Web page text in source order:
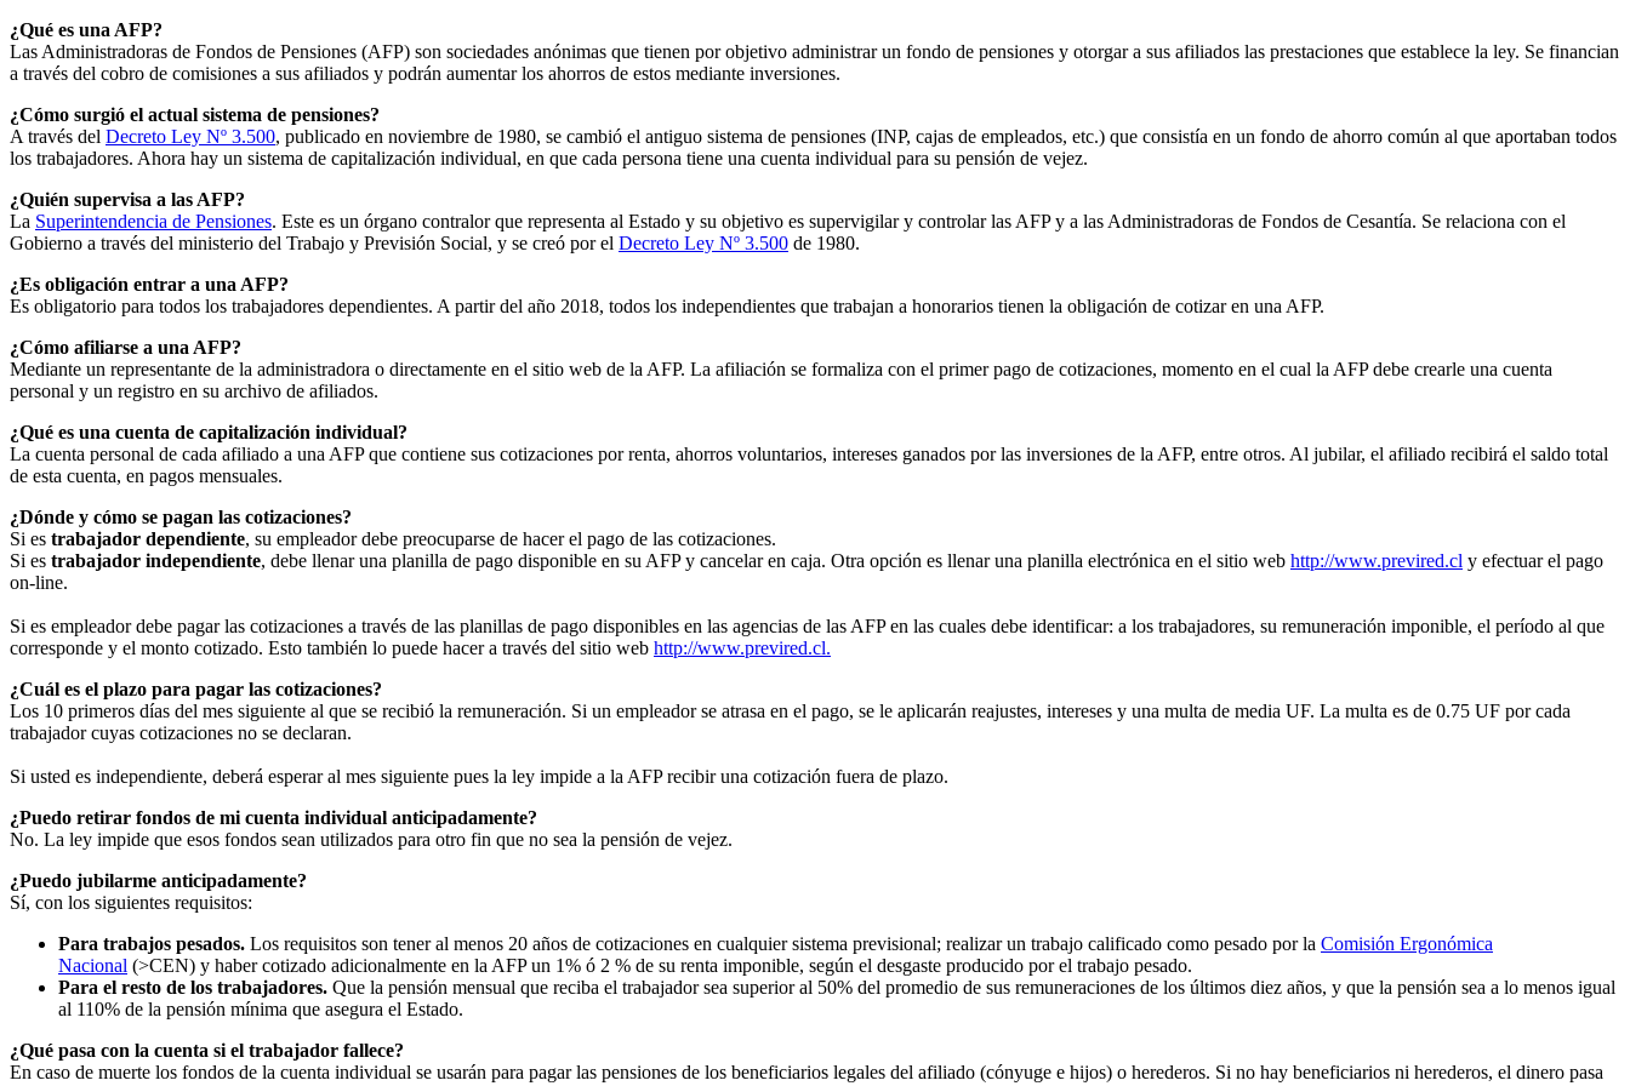
¿Qué es una AFP?
Las Administradoras de Fondos de Pensiones (AFP) son sociedades anónimas que tienen por objetivo administrar un fondo de pensiones y otorgar a sus afiliados las prestaciones que establece la ley. Se financian
a través del cobro de comisiones a sus afiliados y podrán aumentar los ahorros de estos mediante inversiones.
¿Cómo surgió el actual sistema de pensiones?
A través del Decreto Ley Nº 3.500, publicado en noviembre de 1980, se cambió el antiguo sistema de pensiones (INP, cajas de empleados, etc.) que consistía en un fondo de ahorro común al que aportaban todos
los trabajadores. Ahora hay un sistema de capitalización individual, en que cada persona tiene una cuenta individual para su pensión de vejez.
¿Quién supervisa a las AFP?
La Superintendencia de Pensiones. Este es un órgano contralor que representa al Estado y su objetivo es supervigilar y controlar las AFP y a las Administradoras de Fondos de Cesantía. Se relaciona con el
Gobierno a través del ministerio del Trabajo y Previsión Social, y se creó por el Decreto Ley Nº 3.500 de 1980.
¿Es obligación entrar a una AFP?
Es obligatorio para todos los trabajadores dependientes. A partir del año 2018, todos los independientes que trabajan a honorarios tienen la obligación de cotizar en una AFP.
¿Cómo afiliarse a una AFP?
Mediante un representante de la administradora o directamente en el sitio web de la AFP. La afiliación se formaliza con el primer pago de cotizaciones, momento en el cual la AFP debe crearle una cuenta
personal y un registro en su archivo de afiliados.
¿Qué es una cuenta de capitalización individual?
La cuenta personal de cada afiliado a una AFP que contiene sus cotizaciones por renta, ahorros voluntarios, intereses ganados por las inversiones de la AFP, entre otros. Al jubilar, el afiliado recibirá el saldo total
de esta cuenta, en pagos mensuales.
¿Dónde y cómo se pagan las cotizaciones?
Si es trabajador dependiente, su empleador debe preocuparse de hacer el pago de las cotizaciones.
Si es trabajador independiente, debe llenar una planilla de pago disponible en su AFP y cancelar en caja. Otra opción es llenar una planilla electrónica en el sitio web http://www.previred.cl y efectuar el pago
on-line.
Si es empleador debe pagar las cotizaciones a través de las planillas de pago disponibles en las agencias de las AFP en las cuales debe identificar: a los trabajadores, su remuneración imponible, el período al que
corresponde y el monto cotizado. Esto también lo puede hacer a través del sitio web http://www.previred.cl.
¿Cuál es el plazo para pagar las cotizaciones?
Los 10 primeros días del mes siguiente al que se recibió la remuneración. Si un empleador se atrasa en el pago, se le aplicarán reajustes, intereses y una multa de media UF. La multa es de 0.75 UF por cada
trabajador cuyas cotizaciones no se declaran.
Si usted es independiente, deberá esperar al mes siguiente pues la ley impide a la AFP recibir una cotización fuera de plazo.
¿Puedo retirar fondos de mi cuenta individual anticipadamente?
No. La ley impide que esos fondos sean utilizados para otro fin que no sea la pensión de vejez.
¿Puedo jubilarme anticipadamente?
Sí, con los siguientes requisitos:
Para trabajos pesados. Los requisitos son tener al menos 20 años de cotizaciones en cualquier sistema previsional; realizar un trabajo calificado como pesado por la Comisión Ergonómica
Nacional (>CEN) y haber cotizado adicionalmente en la AFP un 1% ó 2 % de su renta imponible, según el desgaste producido por el trabajo pesado.
Para el resto de los trabajadores. Que la pensión mensual que reciba el trabajador sea superior al 50% del promedio de sus remuneraciones de los últimos diez años, y que la pensión sea a lo menos igual
al 110% de la pensión mínima que asegura el Estado.
¿Qué pasa con la cuenta si el trabajador fallece?
En caso de muerte los fondos de la cuenta individual se usarán para pagar las pensiones de los beneficiarios legales del afiliado (cónyuge e hijos) o herederos. Si no hay beneficiarios ni herederos, el dinero pasa